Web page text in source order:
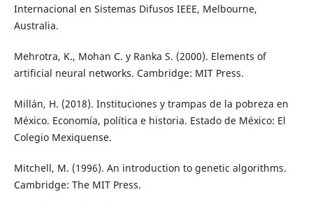
Internacional en Sistemas Difusos IEEE, Melbourne,
Australia.
Mehrotra, K., Mohan C. y Ranka S. (2000). Elements of
artificial neural networks. Cambridge: MIT Press.
Millán, H. (2018). Instituciones y trampas de la pobreza en
México. Economía, política e historia. Estado de México: El
Colegio Mexiquense.
Mitchell, M. (1996). An introduction to genetic algorithms.
Cambridge: The MIT Press.